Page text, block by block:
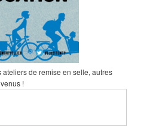
de remise en selle, autres
!